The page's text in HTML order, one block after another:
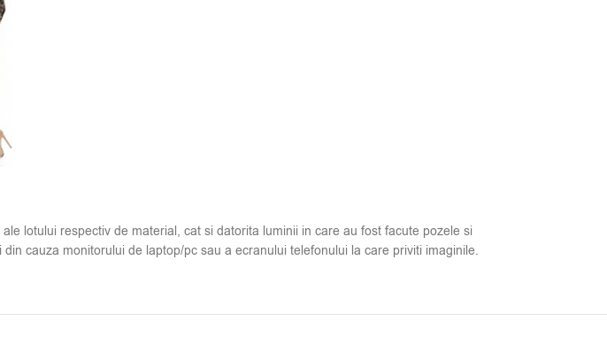
lotului respectiv de material, cat si datorita luminii in care au fost facute pozele si
cauza monitorului de laptop/pc sau a ecranului telefonului la care priviti imaginile.